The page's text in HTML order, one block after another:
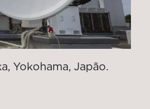
Yokohama, Japão.